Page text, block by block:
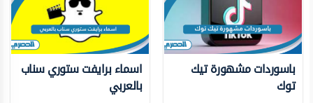
باسوردات مشهورة تيك
توك
اسماء برايفت ستوري سناب
بالعربي